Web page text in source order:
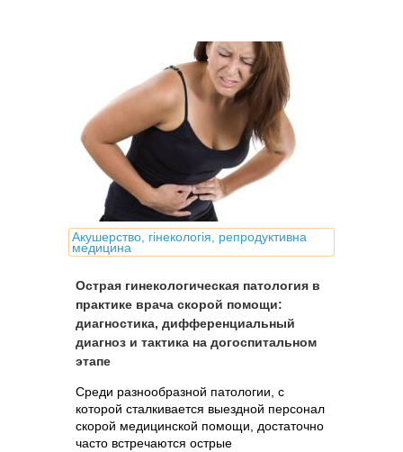
Акушерство, гінекологія, репродуктивна
медицина
Острая гинекологическая патология в
практике врача скорой помощи:
диагностика, дифференциальный
диагноз и тактика на догоспитальном
этапе
Среди разнообразной патологии, с
которой сталкивается выездной персонал
скорой медицинской помощи, достаточно
часто встречаются острые